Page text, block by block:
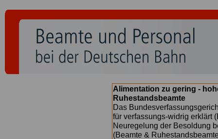
Alimentation zu gering -
Ruhestandsbeamte
Das
für verfassungs-widrig erklärt
Neuregelung der Besoldung
(Beamte &